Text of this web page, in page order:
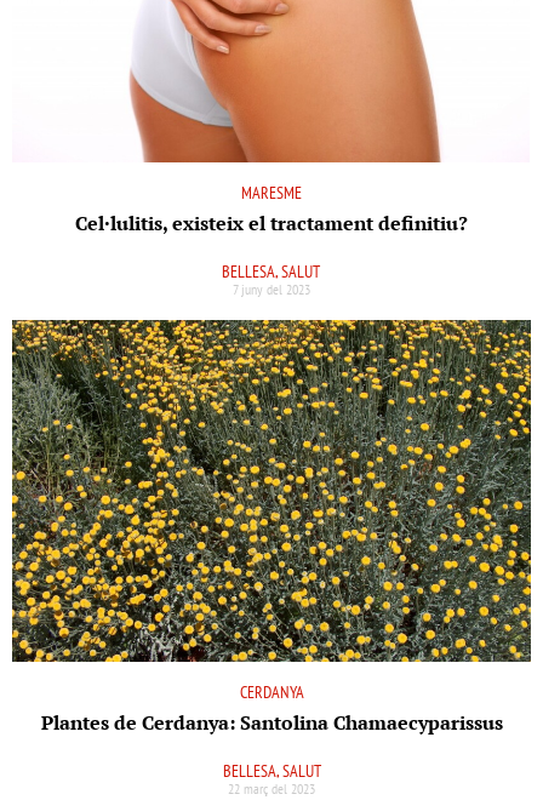
MARESME
Cel·lulitis, existeix el tractament definitiu?
BELLESA, SALUT
7 juny del 2023
CERDANYA
Plantes de Cerdanya: Santolina Chamaecyparissus
BELLESA, SALUT
22 març del 2023